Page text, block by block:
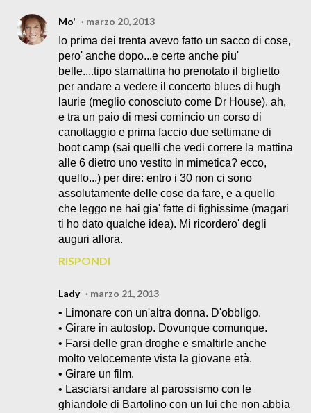
Mo'
marzo 20, 2013
Io prima dei trenta avevo fatto un sacco di cose,
pero' anche dopo...e certe anche piu'
belle....tipo stamattina ho prenotato il biglietto
per andare a vedere il concerto blues di hugh
laurie (meglio conosciuto come Dr House). ah,
e tra un paio di mesi comincio un corso di
canottaggio e prima faccio due settimane di
boot camp (sai quelli che vedi correre la mattina
alle 6 dietro uno vestito in mimetica? ecco,
quello...) per dire: entro i 30 non ci sono
assolutamente delle cose da fare, e a quello
che leggo ne hai gia' fatte di fighissime (magari
ti ho dato qualche idea). Mi ricordero' degli
auguri allora.
RISPONDI
Lady
marzo 21, 2013
• Limonare con un'altra donna. D'obbligo.
• Girare in autostop. Dovunque comunque.
• Farsi delle gran droghe e smaltirle anche
molto velocemente vista la giovane età.
• Girare un film.
• Lasciarsi andare al parossismo con le
ghiandole di Bartolino con un lui che non abbia